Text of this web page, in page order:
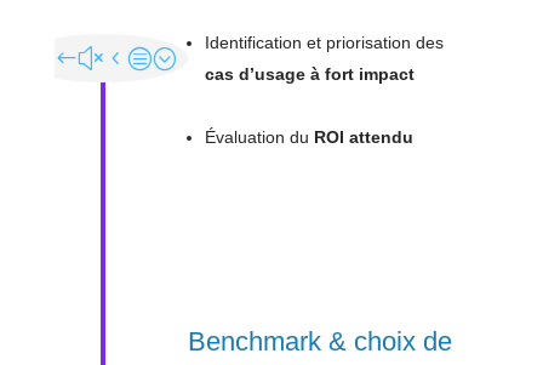
Identification et priorisation des
cas d’usage à fort impact
Évaluation du ROI attendu
Benchmark & choix de